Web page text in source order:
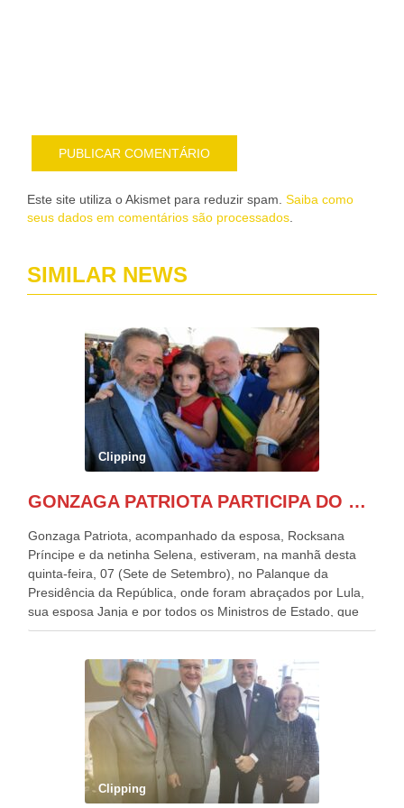
Este site utiliza o Akismet para reduzir spam. Saiba como
seus dados em comentários são processados
SIMILAR NEWS
Clipping
GONZAGA PATRIOTA PARTICIPA DO DESFILE DA INDEPENDÊNCIA NO PALANQUE DA PRESIDÊNCIA DA REPÚBLICA E É ABRAÇADO POR LULA E POR GERALDO ALCKMIN.
Gonzaga Patriota, acompanhado da esposa, Rocksana
Príncipe e da netinha Selena, estiveram, na manhã desta
quinta-feira, 07 (Sete de Setembro), no Palanque da
Presidência da República, onde foram abraçados por Lula,
sua esposa Janja e por todos os Ministros de Estado, que
estavam presentes, nos Desfiles da Independência da
outros desfiles, na Esplanada dos Ministérios, disse ter sido
o deste ano, o maior e o mais organizado de todos. “Há
quatro décadas, como Patriota até no nome, participo
anualmente dos desfiles de Sete de Setembro, na
Esplanada dos Ministérios, em Brasília. Este ano, o governo
preparou espaços com cadeiras e coberturas, para 30.000
pessoas, só que o número de Patriotas Brasileiros
Independentes, dobrou na Esplanada. Eu, Lula e os
Clipping